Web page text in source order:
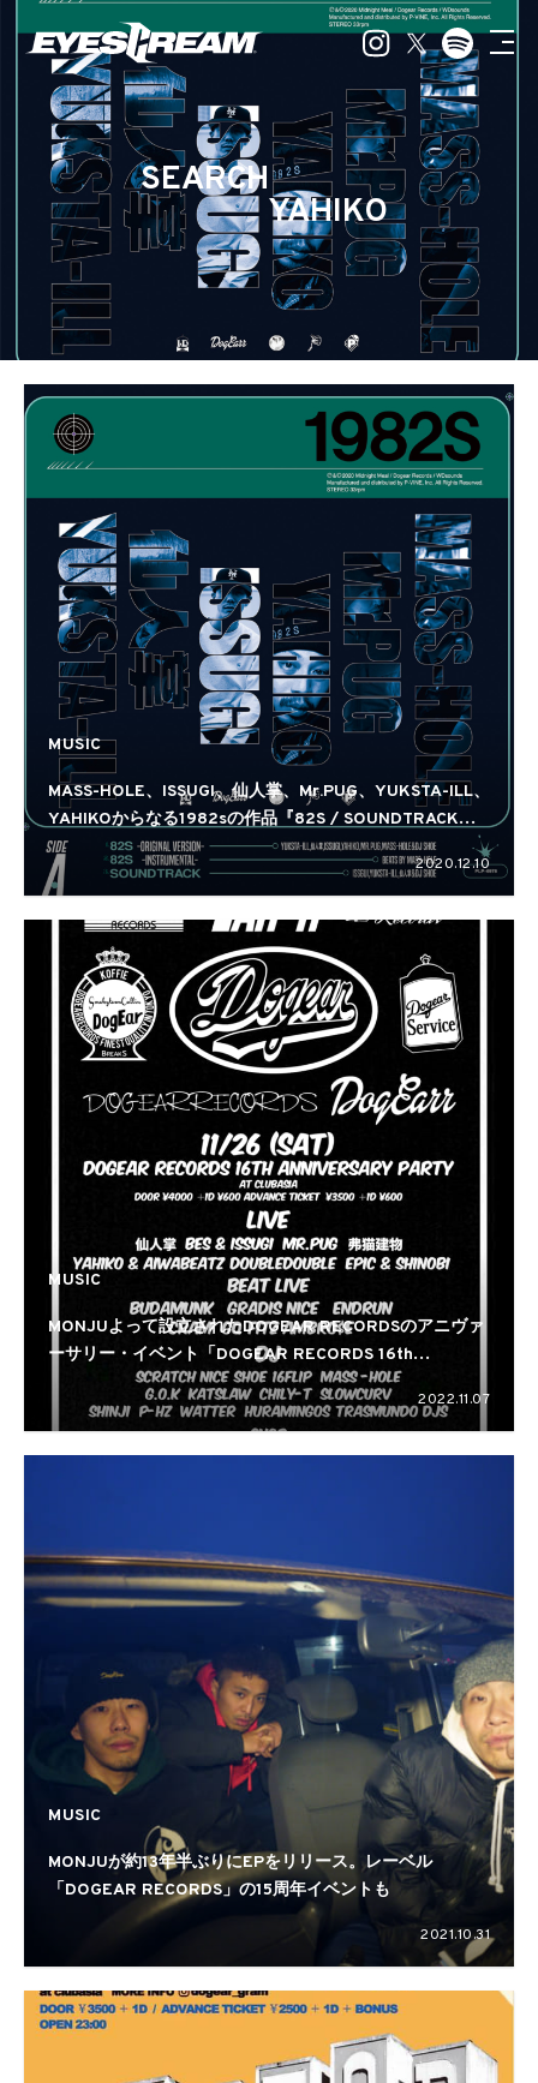
SEARCH
YAHIKO
MUSIC
MASS-HOLE、ISSUGI、仙人掌、Mr.PUG、YUKSTA-ILL、
YAHIKOからなる1982sの作品『82S / SOUNDTRACK』
がリリース
2020.12.10
MUSIC
MONJUよって設立されたDOGEAR RECORDSのアニヴァ
ーサリー・イベント「DOGEAR RECORDS 16th
Anniversary Party」が渋谷clubasiaで開催
2022.11.07
MUSIC
MONJUが約13年半ぶりにEPをリリース。レーベル
「DOGEAR RECORDS」の15周年イベントも
2021.10.31